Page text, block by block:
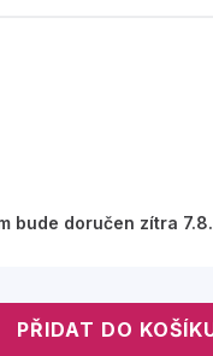
bude doručen zítra 7.8.